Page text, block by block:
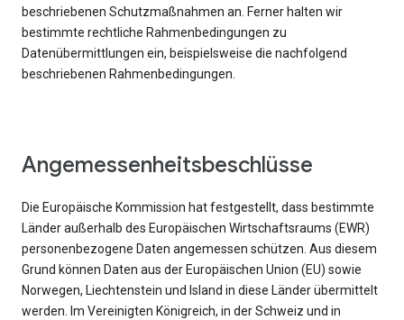
beschriebenen Schutzmaßnahmen an. Ferner halten wir
bestimmte rechtliche Rahmenbedingungen zu
Datenübermittlungen ein, beispielsweise die nachfolgend
beschriebenen Rahmenbedingungen.
Angemessenheitsbeschlüsse
Die Europäische Kommission hat festgestellt, dass bestimmte
Länder außerhalb des Europäischen Wirtschaftsraums (EWR)
personenbezogene Daten angemessen schützen. Aus diesem
Grund können Daten aus der Europäischen Union (EU) sowie
Norwegen, Liechtenstein und Island in diese Länder übermittelt
werden. Im Vereinigten Königreich, in der Schweiz und in